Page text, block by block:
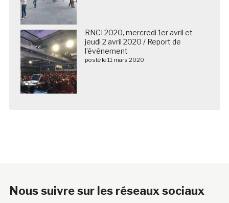
RNCI 2020, mercredi 1er avril et
jeudi 2 avril 2020 / Report de
l’événement
posté le 11 mars 2020
Nous suivre sur les réseaux sociaux